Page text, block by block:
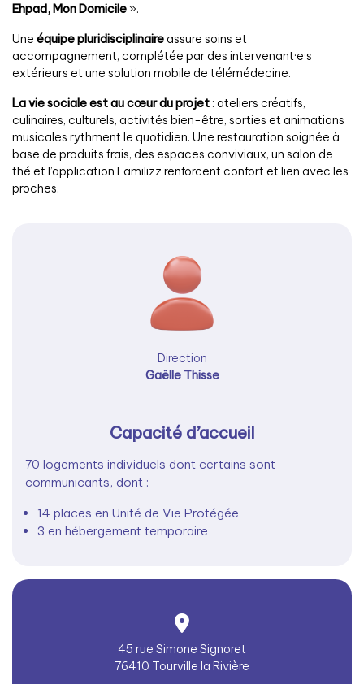
Ehpad, Mon Domicile ».
Une équipe pluridisciplinaire assure soins et
accompagnement, complétée par des intervenant·e·s
extérieurs et une solution mobile de télémédecine.
La vie sociale est au cœur du projet : ateliers créatifs,
culinaires, culturels, activités bien-être, sorties et animations
musicales rythment le quotidien. Une restauration soignée à
base de produits frais, des espaces conviviaux, un salon de
thé et l’application Familizz renforcent confort et lien avec les
proches.
Direction
Gaëlle Thisse
Capacité d’accueil
70 logements individuels dont certains sont
communicants, dont :
14 places en Unité de Vie Protégée
3 en hébergement temporaire
45 rue Simone Signoret
76410 Tourville la Rivière